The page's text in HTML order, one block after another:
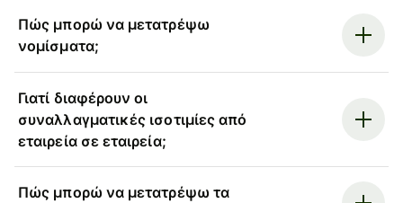
Πώς μπορώ να μετατρέψω
νομίσματα;
Γιατί διαφέρουν οι
συναλλαγματικές ισοτιμίες από
εταιρεία σε εταιρεία;
Πώς μπορώ να μετατρέψω τα